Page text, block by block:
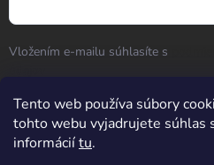
Tento web používa súbory
tohto webu vyjadrujete súhlas
informáciítu.
Vložením e-mailu súhlasíte s
Prihlásiť sa